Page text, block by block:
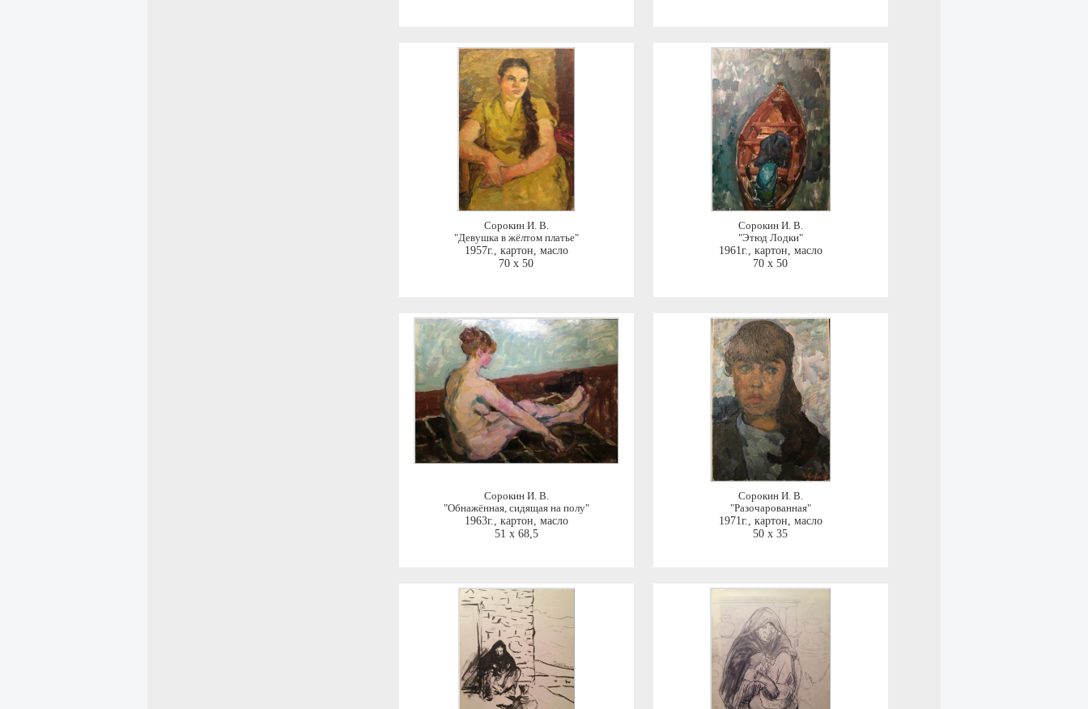
Сорокин И. В.
"Девушка в жёлтом платье"
1957г., картон, масло
70 x 50
Сорокин И. В.
"Этюд Лодки"
1961г., картон, масло
70 x 50
Сорокин И. В.
"Обнажённая, сидящая на полу"
1963г., картон, масло
51 x 68,5
Сорокин И. В.
"Разочарованная"
1971г., картон, масло
50 x 35